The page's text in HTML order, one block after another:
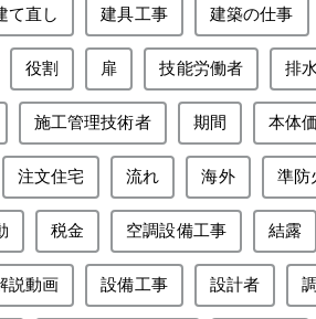
て直し 建具工事 建築の仕事
役割 扉 技能労働者 排
施工管理技術者 期間 本体
注文住宅 流れ 海外 準防
税金 空調設備工事 結露
説動画 設備工事 設計者